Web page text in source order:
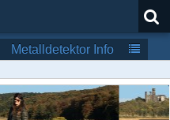
Metalldetektor Info